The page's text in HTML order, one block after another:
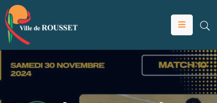
VOTRE
VIVRE
ROUSSET